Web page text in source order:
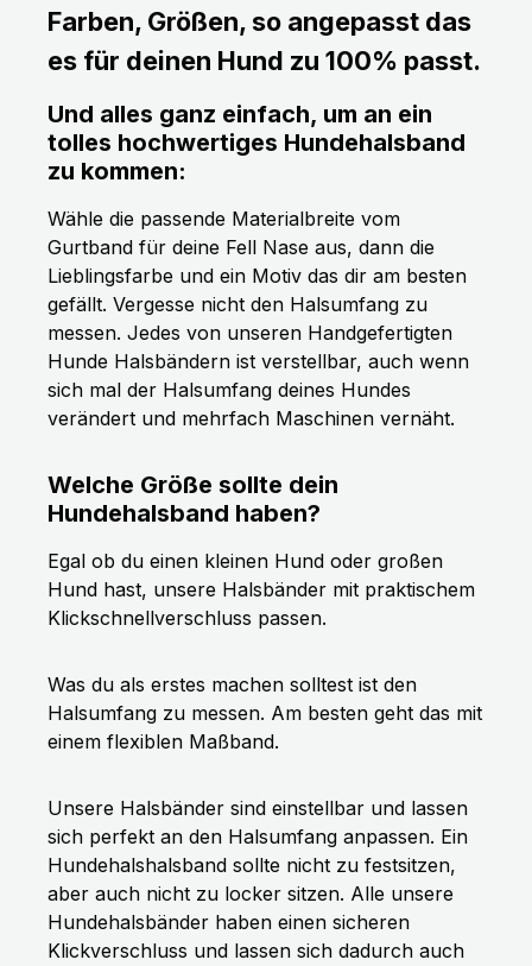
Farben, Größen, so angepasst das
es für deinen Hund zu 100% passt.
Und alles ganz einfach, um an ein
tolles hochwertiges Hundehalsband
zu kommen:
Wähle die passende Materialbreite vom
Gurtband für deine Fell Nase aus, dann die
Lieblingsfarbe und ein Motiv das dir am besten
gefällt. Vergesse nicht den Halsumfang zu
messen. Jedes von unseren Handgefertigten
Hunde Halsbändern ist verstellbar, auch wenn
sich mal der Halsumfang deines Hundes
verändert und mehrfach Maschinen vernäht.
Welche Größe sollte dein
Hundehalsband haben?
Egal ob du einen kleinen Hund oder großen
Hund hast, unsere Halsbänder mit praktischem
Klickschnellverschluss passen.
Was du als erstes machen solltest ist den
Halsumfang zu messen. Am besten geht das mit
einem flexiblen Maßband.
Unsere Halsbänder sind einstellbar und lassen
sich perfekt an den Halsumfang anpassen. Ein
Hundehalshalsband sollte nicht zu festsitzen,
aber auch nicht zu locker sitzen. Alle unsere
Hundehalsbänder haben einen sicheren
Klickverschluss und lassen sich dadurch auch